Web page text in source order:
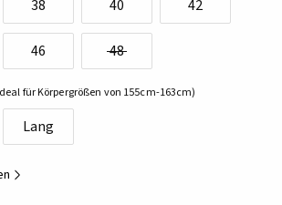
38 40 42
46 48
für Körpergrößen von 155cm-163cm)
Lang